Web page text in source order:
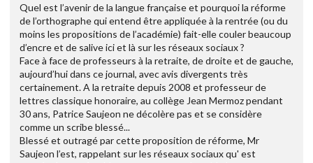
Quel est l’avenir de la langue française et pourquoi la réforme
de l’orthographe qui entend être appliquée à la rentrée (ou du
moins les propositions de l’académie) fait-elle couler beaucoup
d’encre et de salive ici et là sur les réseaux sociaux ?
Face à face de professeurs à la retraite, de droite et de gauche,
aujourd’hui dans ce journal, avec avis divergents très
certainement. A la retraite depuis 2008 et professeur de
lettres classique honoraire, au collège Jean Mermoz pendant
30 ans, Patrice Saujeon ne décolère pas et se considère
comme un scribe blessé...
Blessé et outragé par cette proposition de réforme, Mr
Saujeon l’est, rappelant sur les réseaux sociaux qu' est